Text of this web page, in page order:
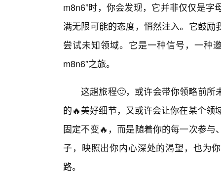
m8n6”时，你会发现，它并非仅仅是
满无限可能的态度，悄然注入。它鼓
尝试未知领域。它是一种信号，一种
m8n6”之旅。
这趟旅程🙂，或许会带你领略前所
的🔥美好细节，又或许会让你在某个领
固定不变🔥，而是随着你的每一次参
子，映照出你内心深处的渴望，也为
路。